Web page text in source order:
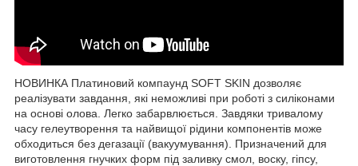
НОВИНКА Платиновий компаунд SOFT SKIN дозволяє
реалізувати завдання, які неможливі при роботі з силіконами
на основі олова. Легко забарвлюється. Завдяки тривалому
часу гелеутворення та найвищої рідини компонентів може
обходиться без дегазації (вакуумування). Призначений для
виготовлення гнучких форм під заливку смол, воску, гіпсу,